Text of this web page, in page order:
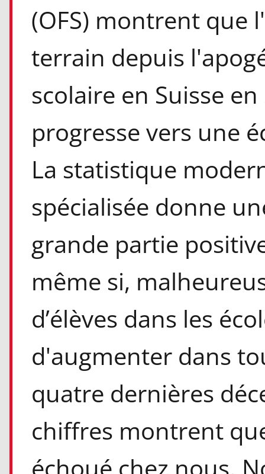
(OFS) montrent que
terrain depuis
scolaire en Suisse
progresse vers une
La statistique
spécialisée donne
grande partie
même si,
d’élèves dans les
d'augmenter dans
quatre dernières
chiffres montrent